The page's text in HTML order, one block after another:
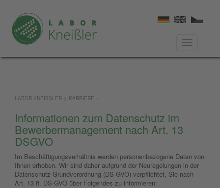
LABOR KNEISSLER > KARRIERE >
Informationen zum Datenschutz im
Bewerbermanagement nach Art. 13
DSGVO
Im Beschäftigungsverhältnis werden personenbezogene Daten von
Ihnen erhoben. Wir sind daher aufgrund der Neuregelungen in der
Datenschutz-Grundverordnung (DS-GVO) verpflichtet, Sie nach
Art. 13 ff. DS-GVO über Folgendes zu informieren: